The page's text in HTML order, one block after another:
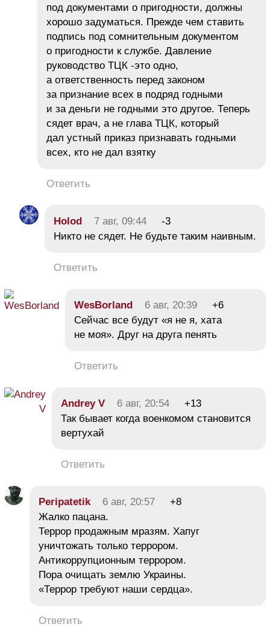
под документами о пригодности, должны
хорошо задуматься. Прежде чем ставить
подпись под сомнительным документом
о пригодности к службе. Давление
руководство ТЦК -это одно,
а ответственность перед законом
за признание всех в подряд годными
и за деньги не годными это другое. Теперь
сядет врач, а не глава ТЦК, который
дал устный приказ признавать годными
всех, кто не дал взятку
Ответить
Holod 7 авг, 09:44
-3
Никто не сядет. Не будьте таким наивным.
Ответить
WesBorland 6 авг, 20:39
+6
Сейчас все будут «я не я, хата
не моя». Друг на друга пенять
Ответить
Andrey V 6 авг, 20:54
+13
Так бывает когда военкомом становится
вертухай
Ответить
Peripatetik 6 авг, 20:57
+8
Жалко пацана.
Террор продажным мразям. Хапуг
уничтожать только террором.
Антикоррупционным террором.
Пора очищать землю Украины.
«Террор требуют наши сердца».
Ответить